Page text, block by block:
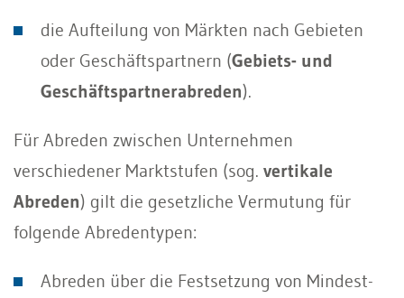
die Aufteilung von Märkten nach Gebieten
oder Geschäftspartnern (Gebiets- und
Geschäftspartnerabreden).
Für Abreden zwischen Unternehmen
verschiedener Marktstufen (sog. vertikale
Abreden) gilt die gesetzliche Vermutung für
folgende Abredentypen:
Abreden über die Festsetzung von Mindest-